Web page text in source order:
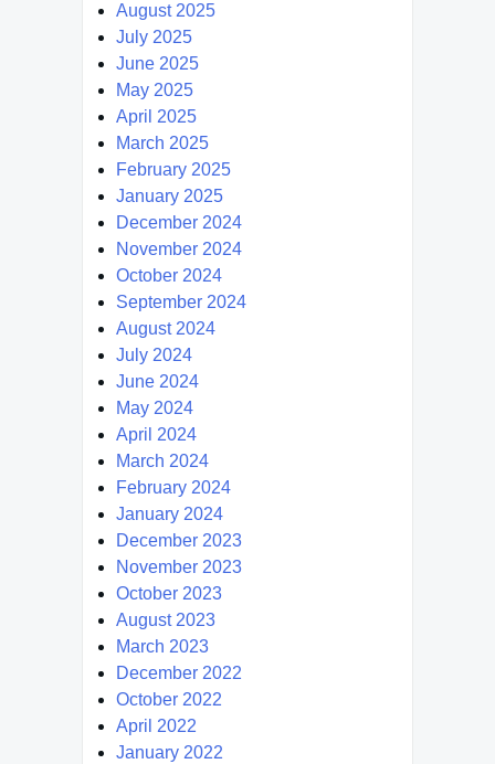
August 2025
July 2025
June 2025
May 2025
April 2025
March 2025
February 2025
January 2025
December 2024
November 2024
October 2024
September 2024
August 2024
July 2024
June 2024
May 2024
April 2024
March 2024
February 2024
January 2024
December 2023
November 2023
October 2023
August 2023
March 2023
December 2022
October 2022
April 2022
January 2022